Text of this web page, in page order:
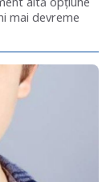
mai devreme